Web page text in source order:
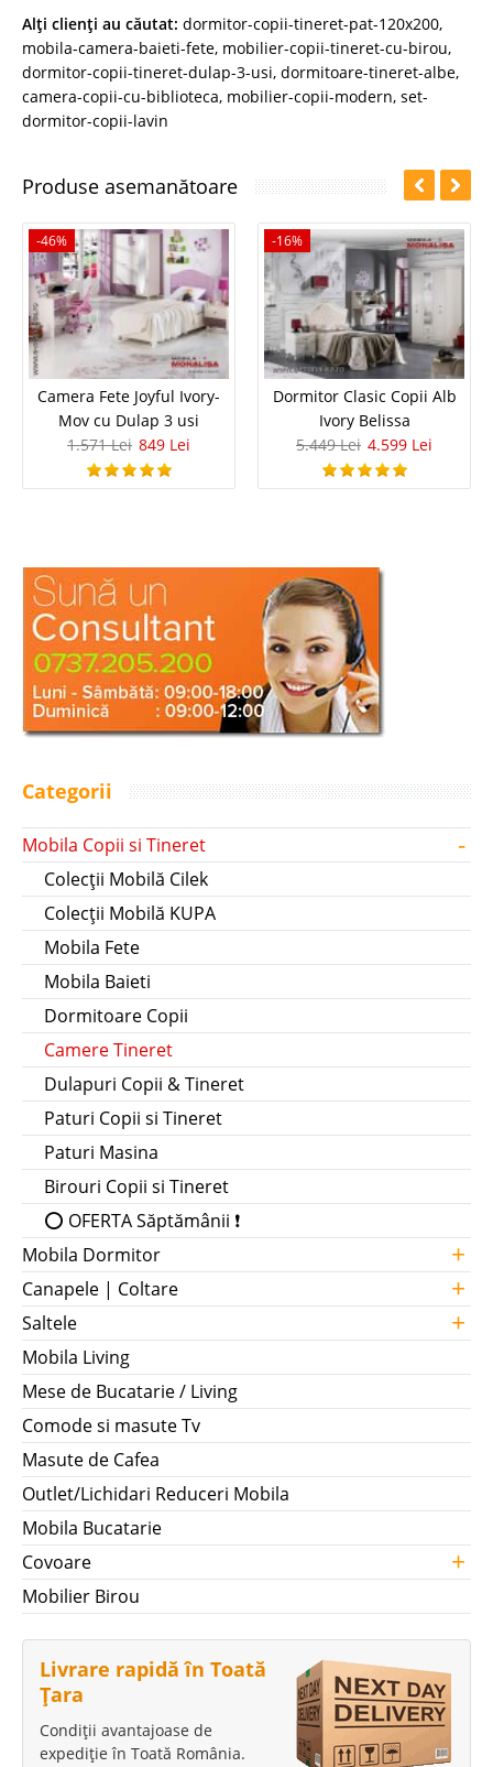
Alţi clienţi au căutat: dormitor-copii-tineret-pat-120x200,
mobila-camera-baieti-fete, mobilier-copii-tineret-cu-birou,
dormitor-copii-tineret-dulap-3-usi, dormitoare-tineret-albe,
camera-copii-cu-biblioteca, mobilier-copii-modern, set-
dormitor-copii-lavin
Produse asemanătoare
-46%
Camera Fete Joyful Ivory-
Mov cu Dulap 3 usi
1.571 Lei 849 Lei
-16%
Dormitor Clasic Copii Alb
Ivory Belissa
5.449 Lei 4.599 Lei
Categorii
Mobila Copii si Tineret -
Colecții Mobilă Cilek
Colecții Mobilă KUPA
Mobila Fete
Mobila Baieti
Dormitoare Copii
Camere Tineret
Dulapuri Copii & Tineret
Paturi Copii si Tineret
Paturi Masina
Birouri Copii si Tineret
⭕ OFERTA Săptămânii ❗
Mobila Dormitor
+
Canapele | Coltare +
Saltele +
Mobila Living
Mese de Bucatarie / Living
Comode si masute Tv
Masute de Cafea
Outlet/Lichidari Reduceri Mobila
Mobila Bucatarie
Covoare
+
Mobilier Birou
Livrare rapidă în Toată
Țara
Condiții avantajoase de
expediție în Toată România.